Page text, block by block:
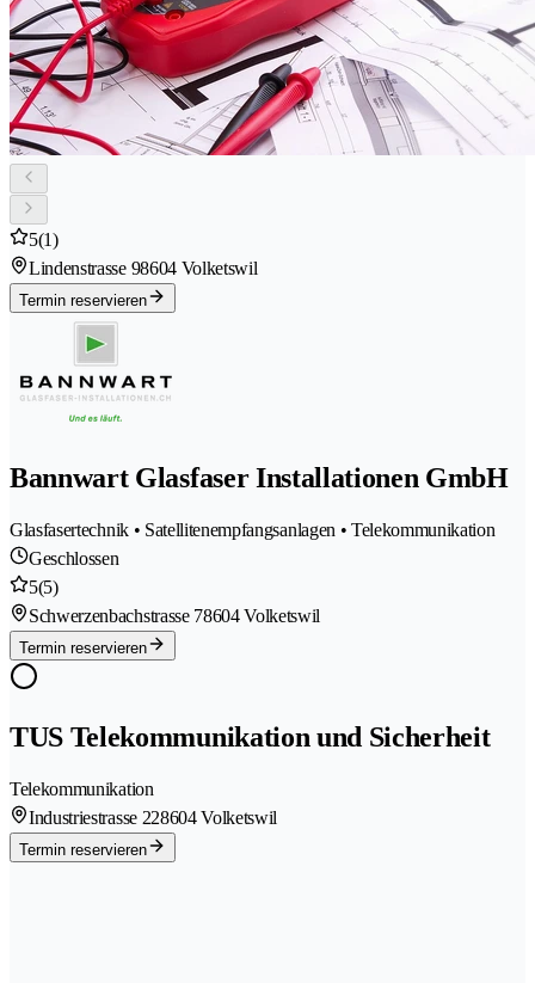
5(1)
Lindenstrasse 98604 Volketswil
Termin reservieren
Bannwart Glasfaser Installationen GmbH
Glasfasertechnik • Satellitenempfangsanlagen • Telekommunikation
Geschlossen
5(5)
Schwerzenbachstrasse 78604 Volketswil
Termin reservieren
TUS Telekommunikation und Sicherheit
Telekommunikation
Industriestrasse 228604 Volketswil
Termin reservieren